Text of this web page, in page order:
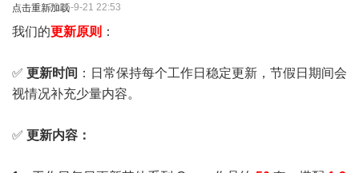
点击重新加载2025-9-21 22:53
我们的更新原则 ：
✅ 更新时间 ：日常保持每个工作日稳定更新，节假日期间会
视情况补充少量内容。
✅ 更新内容：